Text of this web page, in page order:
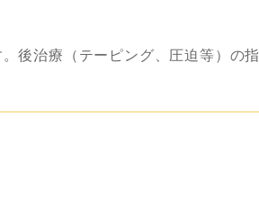
後治療（テーピング、圧迫等）の指